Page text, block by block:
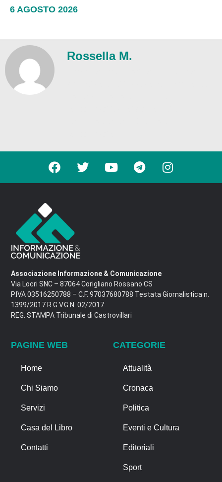
6 AGOSTO 2026
Rossella M.
Associazione Informazione & Comunicazione
Via Locri SNC – 87064 Corigliano Rossano CS
P.IVA 03516250788 – C.F. 97037680788 Testata Giornalistica n.
1399/2017 R.G.V.G.N. 02/2017
REG. STAMPA Tribunale di Castrovillari
PAGINE WEB
Home
Chi Siamo
Servizi
Casa del Libro
Contatti
CATEGORIE
Attualità
Cronaca
Politica
Eventi e Cultura
Editoriali
Sport